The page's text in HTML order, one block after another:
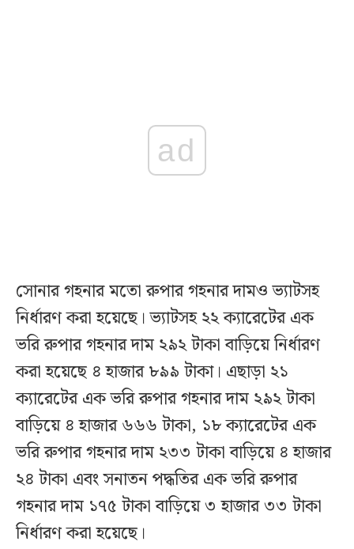
ad
সোনার গহনার মতো রুপার গহনার দামও ভ্যাটসহ
নির্ধারণ করা হয়েছে। ভ্যাটসহ ২২ ক্যারেটের এক
ভরি রুপার গহনার দাম ২৯২ টাকা বাড়িয়ে নির্ধারণ
করা হয়েছে ৪ হাজার ৮৯৯ টাকা। এছাড়া ২১
ক্যারেটের এক ভরি রুপার গহনার দাম ২৯২ টাকা
বাড়িয়ে ৪ হাজার ৬৬৬ টাকা, ১৮ ক্যারেটের এক
ভরি রুপার গহনার দাম ২৩৩ টাকা বাড়িয়ে ৪ হাজার
২৪ টাকা এবং সনাতন পদ্ধতির এক ভরি রুপার
গহনার দাম ১৭৫ টাকা বাড়িয়ে ৩ হাজার ৩৩ টাকা
নির্ধারণ করা হয়েছে।